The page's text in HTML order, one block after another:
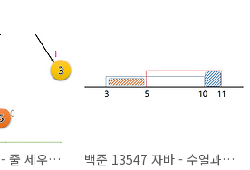
백준 2252 자바 - 줄 세우기 (BOJ 2252 JAVA) 백준 13547 자바 - 수열과 쿼리 5 (BOJ 13547 JAVA)